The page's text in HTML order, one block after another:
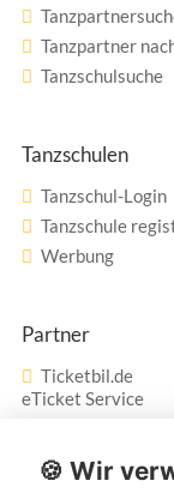
Tanzpartner
Tanzschulsuche
Tanzschulen
Tanzschul-Login
Tanzschule
Werbung
Partner
Ticketbil.de
eTicket Service
Vertrag widerrufen
🍪 Wir